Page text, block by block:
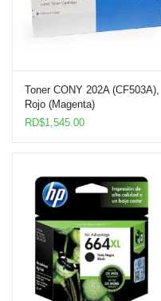
Toner CONY 202A (CF503A),
Rojo (Magenta)
RD$1,545.00